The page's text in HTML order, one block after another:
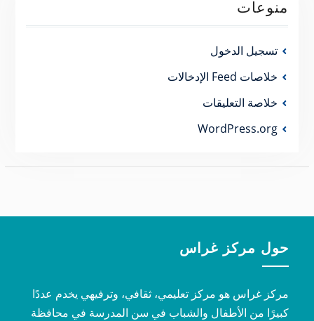
منوعات
تسجيل الدخول
خلاصات Feed الإدخالات
خلاصة التعليقات
WordPress.org
حول مركز غراس
مركز غراس هو مركز تعليمي، ثقافي، وترفيهي يخدم عددًا
كبيرًا من الأطفال والشباب في سن المدرسة في محافظة